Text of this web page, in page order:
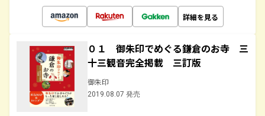
詳細を見る
０１ 御朱印でめぐる鎌倉のお寺 三
十三観音完全掲載 三訂版
御朱印
2019.08.07 発売